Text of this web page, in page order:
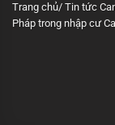
Trang chủ/ Tin tức
Pháp trong nhập cư